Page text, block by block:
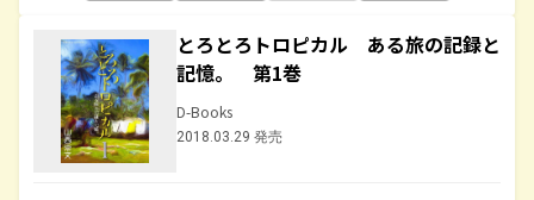
とろとろトロピカル ある旅の記録と
記憶。 第1巻
D-Books
2018.03.29 発売